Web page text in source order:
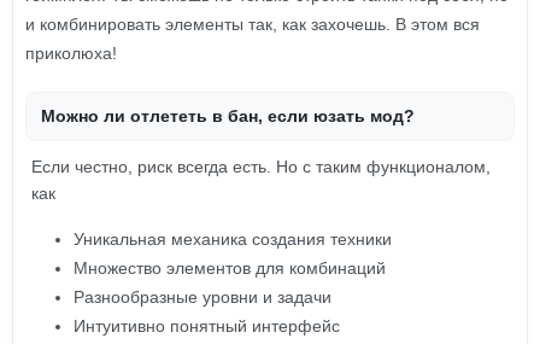
и комбинировать элементы так, как захочешь. В этом вся
приколюха!
Можно ли отлететь в бан, если юзать мод?
Если честно, риск всегда есть. Но с таким функционалом,
как
Уникальная механика создания техники
Множество элементов для комбинаций
Разнообразные уровни и задачи
Интуитивно понятный интерфейс